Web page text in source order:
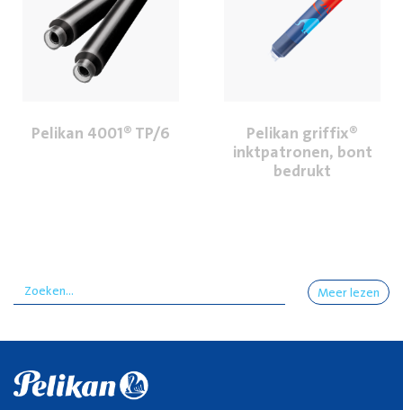
Pelikan 4001® TP/6
Pelikan griffix®
inktpatronen, bont
bedrukt
Meer lezen